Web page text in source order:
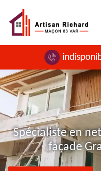
Spécialiste en
façade